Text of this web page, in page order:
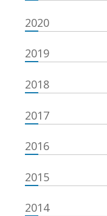
2020
2019
2018
2017
2016
2015
2014